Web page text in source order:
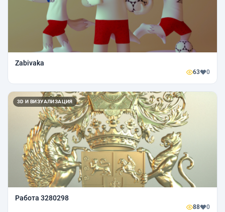
Zabivaka
63 0
3D И ВИЗУАЛИЗАЦИЯ
Работа 3280298
88 0